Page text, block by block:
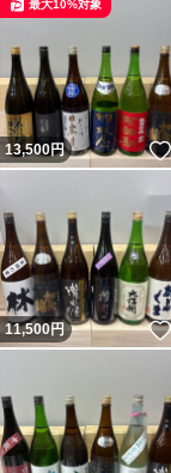
13,500円
最大10%対象
11,500円